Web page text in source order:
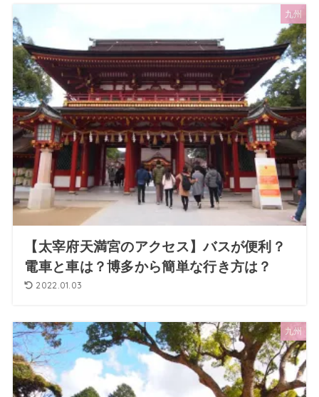
九州
【太宰府天満宮のアクセス】バスが便利？
電車と車は？博多から簡単な行き方は？
2022.01.03
九州